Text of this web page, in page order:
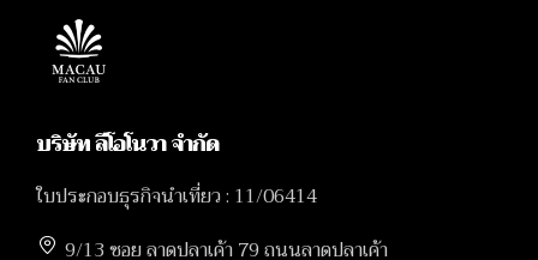
บริษัท ลีโอโนวา จำกัด
ใบประกอบธุรกิจนำเที่ยว : 11/06414
9/13 ซอย ลาดปลาเค้า 79 ถนนลาดปลาเค้า